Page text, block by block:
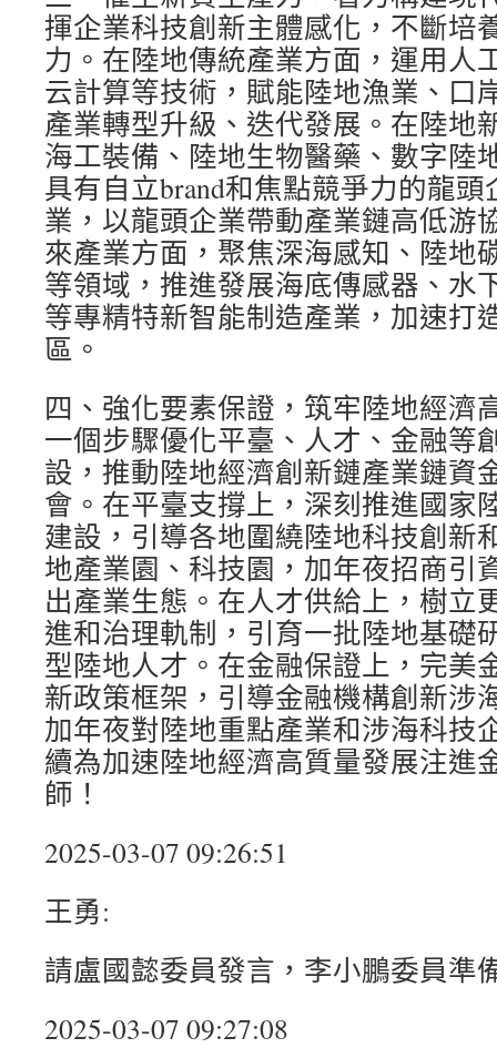
揮企業科技創新主體感化，不斷培
力。在陸地傳統產業方面，運用人
云計算等技術，賦能陸地漁業、口
產業轉型升級、迭代發展。在陸地
海工裝備、陸地生物醫藥、數字陸
具有自立brand和焦點競爭力的龍
業，以龍頭企業帶動產業鏈高低游
來產業方面，聚焦深海感知、陸地
等領域，推進發展海底傳感器、水
等專精特新智能制造產業，加速打
區。
四、強化要素保證，筑牢陸地經濟
一個步驟優化平臺、人才、金融等
設，推動陸地經濟創新鏈產業鏈資
會。在平臺支撐上，深刻推進國家
建設，引導各地圍繞陸地科技創新
地產業園、科技園，加年夜招商引
出產業生態。在人才供給上，樹立
進和治理軌制，引育一批陸地基礎
型陸地人才。在金融保證上，完美
新政策框架，引導金融機構創新涉
加年夜對陸地重點產業和涉海科技
續為加速陸地經濟高質量發展注進
師！
2025-03-07 09:26:51
王勇:
請盧國懿委員發言，李小鵬委員準
2025-03-07 09:27:08